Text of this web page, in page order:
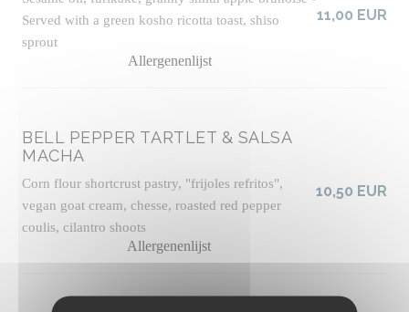
Served with a green kosho ricotta toast, shiso
sprout
Allergenenlijst
11,00 EUR
BELL PEPPER TARTLET & SALSA
MACHA
Corn flour shortcrust pastry, "frijoles refritos",
vegan goat cream, chesse, roasted red pepper
coulis, cilantro shoots
Allergenenlijst
10,50 EUR